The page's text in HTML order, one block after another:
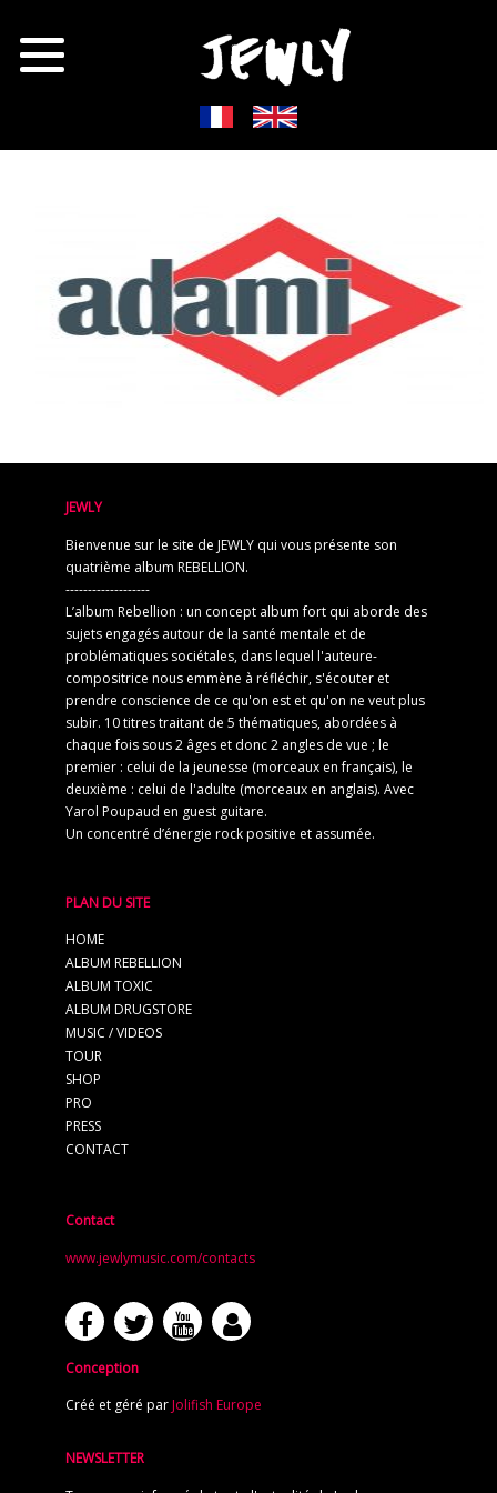
JEWLY
Bienvenue sur le site de JEWLY qui vous présente son
quatrième album REBELLION.
-------------------
L’album Rebellion : un concept album fort qui aborde des
sujets engagés autour de la santé mentale et de
problématiques sociétales, dans lequel l'auteure-
compositrice nous emmène à réfléchir, s'écouter et
prendre conscience de ce qu'on est et qu'on ne veut plus
subir. 10 titres traitant de 5 thématiques, abordées à
chaque fois sous 2 âges et donc 2 angles de vue ; le
premier : celui de la jeunesse (morceaux en français), le
deuxième : celui de l'adulte (morceaux en anglais). Avec
Yarol Poupaud en guest guitare.
Un concentré d’énergie rock positive et assumée.
PLAN DU SITE
HOME
ALBUM REBELLION
ALBUM TOXIC
ALBUM DRUGSTORE
MUSIC / VIDEOS
TOUR
SHOP
PRO
PRESS
CONTACT
Contact
www.jewlymusic.com/contacts
Conception
Créé et géré par Jolifish Europe
NEWSLETTER